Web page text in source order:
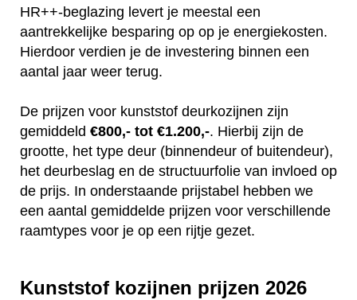
HR++-beglazing levert je meestal een
aantrekkelijke besparing op op je energiekosten.
Hierdoor verdien je de investering binnen een
aantal jaar weer terug.
De prijzen voor kunststof deurkozijnen zijn
gemiddeld €800,- tot €1.200,-. Hierbij zijn de
grootte, het type deur (binnendeur of buitendeur),
het deurbeslag en de structuurfolie van invloed op
de prijs. In onderstaande prijstabel hebben we
een aantal gemiddelde prijzen voor verschillende
raamtypes voor je op een rijtje gezet.
Kunststof kozijnen prijzen 2026